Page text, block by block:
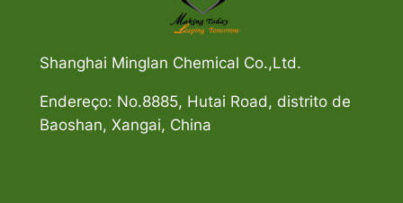
Shanghai Minglan Chemical Co.,Ltd.
Endereço: No.8885, Hutai Road, distrito de
Baoshan, Xangai, China